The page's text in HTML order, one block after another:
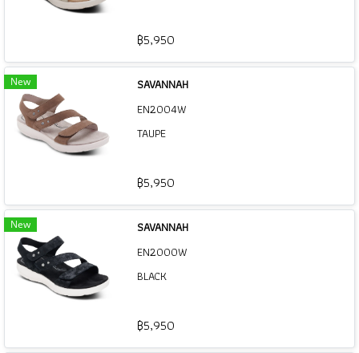
฿5,950
New
SAVANNAH
EN2004W
TAUPE
฿5,950
New
SAVANNAH
EN2000W
BLACK
฿5,950